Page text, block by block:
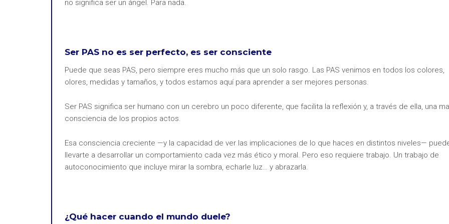
no significa ser un ángel. Para nada.
Ser PAS no es ser perfecto, es ser consciente
Puede que seas PAS, pero siempre eres mucho más que un solo rasgo. Las PAS venimos en todos los colores,
olores, medidas y tamaños, y todos estamos aquí para aprender a ser mejores personas.
Ser PAS significa ser humano con un cerebro un poco diferente, que facilita la reflexión y, a través de ella, una
consciencia de los propios actos.
Esa consciencia creciente —y la capacidad de ver las implicaciones de lo que haces en distintos niveles—
llevarte a desarrollar un comportamiento cada vez más ético y moral. Pero eso requiere trabajo. Un trabajo de
autoconocimiento que incluye mirar la sombra, echarle luz… y abrazarla.
¿Qué hacer cuando el mundo duele?